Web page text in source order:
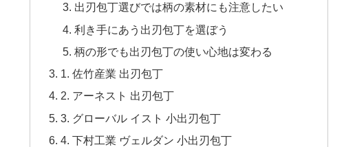
出刃包丁選びでは柄の素材にも注意したい
利き手にあう出刃包丁を選ぼう
柄の形でも出刃包丁の使い心地は変わる
1. 佐竹産業 出刃包丁
2. アーネスト 出刃包丁
3. グローバル イスト 小出刃包丁
4. 下村工業 ヴェルダン 小出刃包丁